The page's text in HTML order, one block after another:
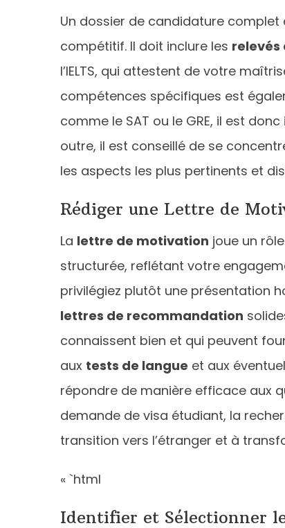
Un dossier de candidature
compétitif. Il doit inclure les relevés
l’IELTS, qui attestent de votre
compétences spécifiques est
comme le SAT ou le GRE, il est
outre, il est conseillé de se
les aspects les plus pertinents et
Rédiger une Lettre de
La lettre de motivation joue un
structurée, reflétant votre
privilégiez plutôt une présentation
lettres de recommandation
connaissent bien et qui peuvent
aux tests de langue et aux
répondre de manière efficace aux
demande de visa étudiant, la
transition vers l’étranger et à
« `html
Identifier et Sélectionner